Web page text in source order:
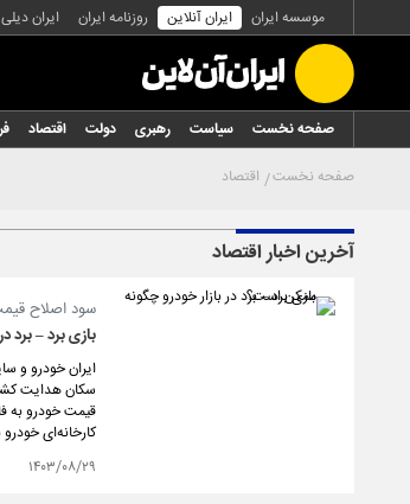
موسسه ایران ایران آنلاین روزنامه ایران ایران دیلی
صفحه نخست سیاست رهبری دولت اقتصاد
صفحه نخست اقتصاد
آخرین اخبار اقتصاد
سود اصلاح
بازی برد – برد
سکان هدایت
قیمت خودرو به
کارخانه‌ای
۱۴۰۳/۰۸/۲۹